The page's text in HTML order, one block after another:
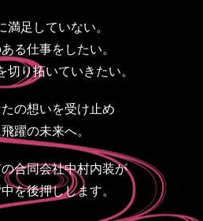
満足していない。
る仕事をしたい。
切り拓いていきたい。
の想いを受け止め
躍の未来へ。
合同会社中村内装が
を後押しします。